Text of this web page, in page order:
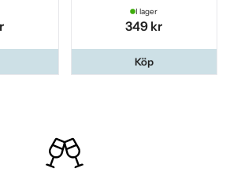
I lager
349 kr
Köp